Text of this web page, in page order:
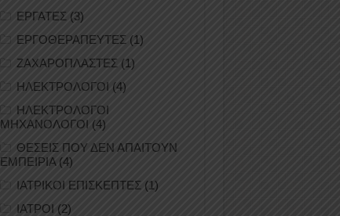
ΕΡΓΑΤΕΣ (3)
ΕΡΓΟΘΕΡΑΠΕΥΤΕΣ (1)
ΖΑΧΑΡΟΠΛΑΣΤΕΣ (1)
ΗΛΕΚΤΡΟΛΟΓΟΙ (4)
ΗΛΕΚΤΡΟΛΟΓΟΙ
ΜΗΧΑΝΟΛΟΓΟΙ (4)
ΘΕΣΕΙΣ ΠΟΥ ΔΕΝ ΑΠΑΙΤΟΥΝ
ΕΜΠΕΙΡΙΑ(4)
ΙΑΤΡΙΚΟΙ ΕΠΙΣΚΕΠΤΕΣ (1)
ΙΑΤΡΟΙ (2)